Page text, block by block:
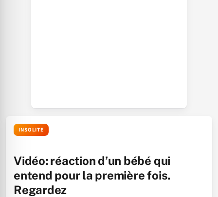
INSOLITE
Vidéo: réaction d’un bébé qui
entend pour la première fois.
Regardez